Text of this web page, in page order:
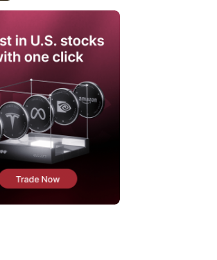
рост, падение цен на
ралли